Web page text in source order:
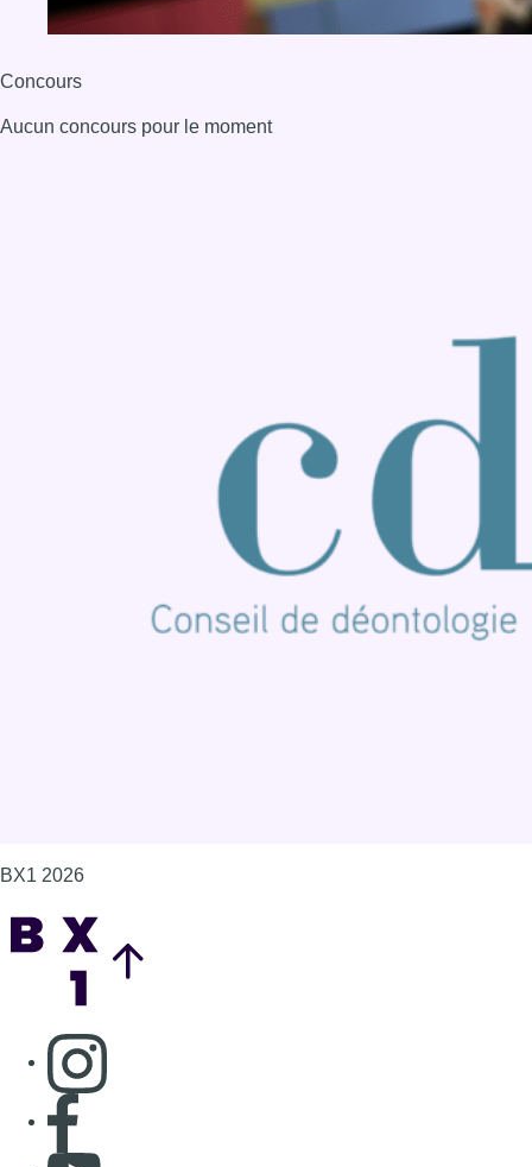
Concours
Aucun concours pour le moment
BX1 2026
Consulter page Instagram
Consulter page Facebook